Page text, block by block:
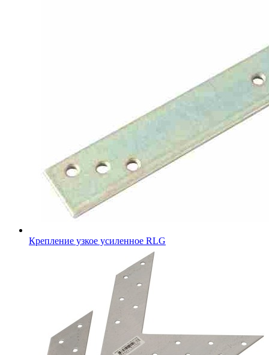
Крепление узкое усиленное RLG